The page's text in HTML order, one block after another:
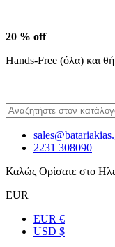
20 % off
Hands-Free (όλα) και
2231 308090
Καλώς Ορίσατε στο
EUR
EUR €
USD $